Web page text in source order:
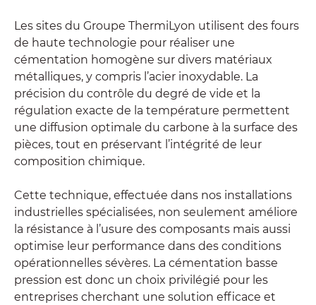
Les sites du Groupe ThermiLyon utilisent des fours
de haute technologie pour réaliser une
cémentation homogène sur divers matériaux
métalliques, y compris l’acier inoxydable. La
précision du contrôle du degré de vide et la
régulation exacte de la température permettent
une diffusion optimale du carbone à la surface des
pièces, tout en préservant l’intégrité de leur
composition chimique.
Cette technique, effectuée dans nos installations
industrielles spécialisées, non seulement améliore
la résistance à l’usure des composants mais aussi
optimise leur performance dans des conditions
opérationnelles sévères. La cémentation basse
pression est donc un choix privilégié pour les
entreprises cherchant une solution efficace et